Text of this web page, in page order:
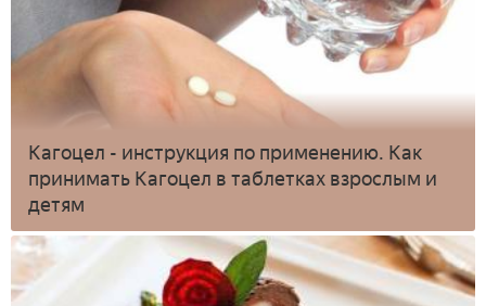
Кагоцел - инструкция по применению. Как
принимать Кагоцел в таблетках взрослым и
детям